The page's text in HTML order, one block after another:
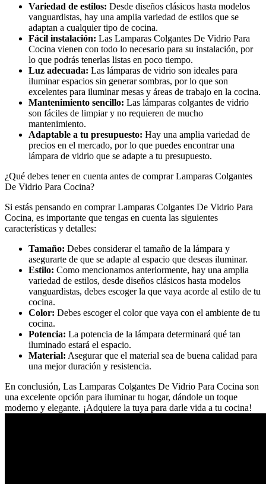
Variedad de estilos: Desde diseños clásicos hasta modelos
vanguardistas, hay una amplia variedad de estilos que se
adaptan a cualquier tipo de cocina.
Fácil instalación: Las Lamparas Colgantes De Vidrio Para
Cocina vienen con todo lo necesario para su instalación, por
lo que podrás tenerlas listas en poco tiempo.
Luz adecuada: Las lámparas de vidrio son ideales para
iluminar espacios sin generar sombras, por lo que son
excelentes para iluminar mesas y áreas de trabajo en la cocina.
Mantenimiento sencillo: Las lámparas colgantes de vidrio
son fáciles de limpiar y no requieren de mucho
mantenimiento.
Adaptable a tu presupuesto: Hay una amplia variedad de
precios en el mercado, por lo que puedes encontrar una
lámpara de vidrio que se adapte a tu presupuesto.
¿Qué debes tener en cuenta antes de comprar Lamparas Colgantes
De Vidrio Para Cocina?
Si estás pensando en comprar Lamparas Colgantes De Vidrio Para
Cocina, es importante que tengas en cuenta las siguientes
características y detalles:
Tamaño: Debes considerar el tamaño de la lámpara y
asegurarte de que se adapte al espacio que deseas iluminar.
Estilo: Como mencionamos anteriormente, hay una amplia
variedad de estilos, desde diseños clásicos hasta modelos
vanguardistas, debes escoger la que vaya acorde al estilo de tu
cocina.
Color: Debes escoger el color que vaya con el ambiente de tu
cocina.
Potencia: La potencia de la lámpara determinará qué tan
iluminado estará el espacio.
Material: Asegurar que el material sea de buena calidad para
una mejor duración y resistencia.
En conclusión, Las Lamparas Colgantes De Vidrio Para Cocina son
una excelente opción para iluminar tu hogar, dándole un toque
moderno y elegante. ¡Adquiere la tuya para darle vida a tu cocina!